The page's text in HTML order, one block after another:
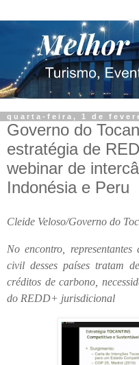
quarta-feira, 1 de
Governo do
estratégia de
webinar de
Indonésia e Peru
Cleide Veloso/Governo do
No encontro,
civil desses países tratam
créditos de carbono,
do REDD+ jurisdicional